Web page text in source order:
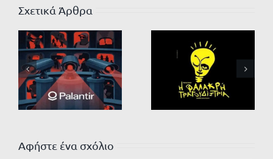
Σχετικά Άρθρα
Αφήστε ένα σχόλιο